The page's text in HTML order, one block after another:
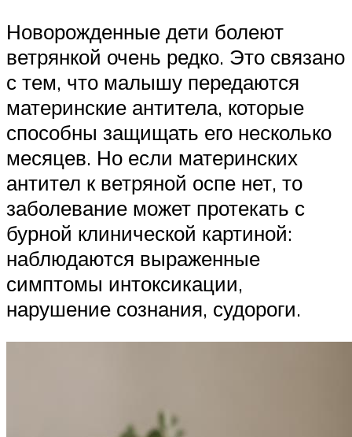
Новорожденные дети болеют
ветрянкой очень редко. Это связано
с тем, что малышу передаются
материнские антитела, которые
способны защищать его несколько
месяцев. Но если материнских
антител к ветряной оспе нет, то
заболевание может протекать с
бурной клинической картиной:
наблюдаются выраженные
симптомы интоксикации,
нарушение сознания, судороги.